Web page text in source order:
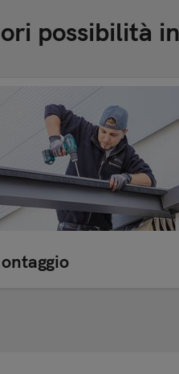
possibilità